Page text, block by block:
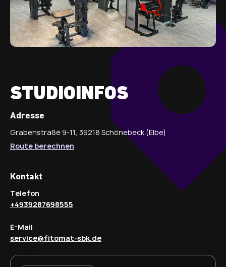
STUDIOINFOS
Adresse
Grabenstraße 9-11, 39218 Schönebeck (Elbe)
Route berechnen
Kontakt
Telefon
+4939287698555
E-Mail
service@fitomat-sbk.de